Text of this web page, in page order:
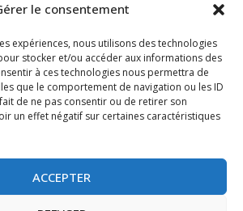
le consentement
expériences, nous utilisons des technologies
stocker et/ou accéder aux informations des
à ces technologies nous permettra de
que le comportement de navigation ou les ID
de ne pas consentir ou de retirer son
un effet négatif sur certaines caractéristiques
ACCEPTER
PHOTOGRAPHE?"
TRAITEMENT DES DONNÉES PERSONNELLES
AUX ACTUS
©2024 Sophie Photo Lille Nord